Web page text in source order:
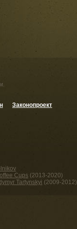
Законопроект
Cups (2013-2020)
Tartynskyi (2009-2012)